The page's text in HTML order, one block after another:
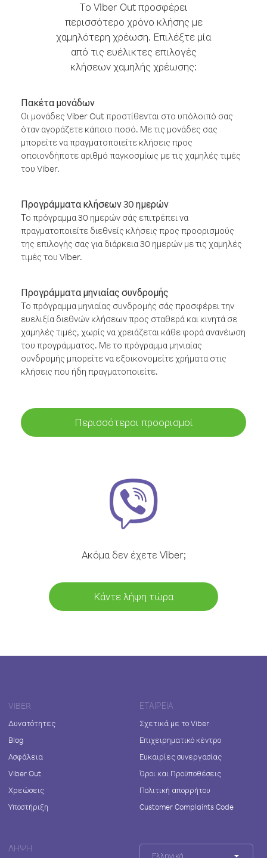
Το Viber Out προσφέρει
περισσότερο χρόνο κλήσης με
χαμηλότερη χρέωση. Επιλέξτε μία
από τις ευέλικτες επιλογές
κλήσεων χαμηλής χρέωσης:
Πακέτα μονάδων
Οι μονάδες Viber Out προστίθενται στο υπόλοιπό σας
όταν αγοράζετε κάποιο ποσό. Με τις μονάδες σας
μπορείτε να πραγματοποιείτε κλήσεις προς
οποιονδήποτε αριθμό παγκοσμίως με τις χαμηλές τιμές
του Viber.
Προγράμματα κλήσεων 30 ημερών
Το πρόγραμμα 30 ημερών σάς επιτρέπει να
πραγματοποιείτε διεθνείς κλήσεις προς προορισμούς
της επιλογής σας για διάρκεια 30 ημερών με τις χαμηλές
τιμές του Viber.
Προγράμματα μηνιαίας συνδρομής
Το πρόγραμμα μηνιαίας συνδρομής σάς προσφέρει την
ευελιξία διεθνών κλήσεων προς σταθερά και κινητά σε
χαμηλές τιμές, χωρίς να χρειάζεται κάθε φορά ανανέωση
του προγράμματος. Με το πρόγραμμα μηνιαίας
συνδρομής μπορείτε να εξοικονομείτε χρήματα στις
κλήσεις που ήδη πραγματοποιείτε.
Περισσότεροι προορισμοί
Ακόμα δεν έχετε Viber;
Κάντε λήψη τώρα
VIBER
Δυνατότητες
Blog
Ασφάλεια
Viber Out
Χρεώσεις
Υποστήριξη
ΕΤΑΙΡΕΊΑ
Σχετικά με το Viber
Επιχειρηματικό κέντρο
Ευκαιρίες συνεργασίας
Όροι και Προϋποθέσεις
Πολιτική απορρήτου
Customer Complaints Code
ΛΉΨΗ
Ελληνικά